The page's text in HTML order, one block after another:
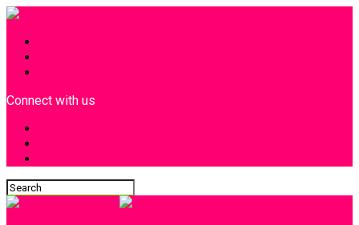
Connect with us